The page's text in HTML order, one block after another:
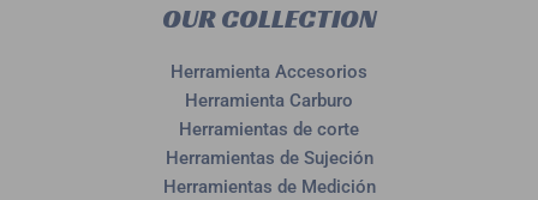
OUR COLLECTION
Herramienta Accesorios
Herramienta Carburo
Herramientas de corte
Herramientas de Sujeción
Herramientas de Medición